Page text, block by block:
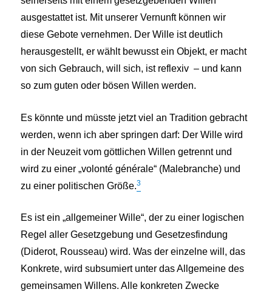
ausgestattet ist. Mit unserer Vernunft können wir
diese Gebote vernehmen. Der Wille ist deutlich
herausgestellt, er wählt bewusst ein Objekt, er macht
von sich Gebrauch, will sich, ist reflexiv – und kann
so zum guten oder bösen Willen werden.
Es könnte und müsste jetzt viel an Tradition gebracht
werden, wenn ich aber springen darf: Der Wille wird
in der Neuzeit vom göttlichen Willen getrennt und
wird zu einer „volonté générale“ (Malebranche) und
zu einer politischen Größe.3
Es ist ein „allgemeiner Wille“, der zu einer logischen
Regel aller Gesetzgebung und Gesetzesfindung
(Diderot, Rousseau) wird. Was der einzelne will, das
Konkrete, wird subsumiert unter das Allgemeine des
gemeinsamen Willens. Alle konkreten Zwecke